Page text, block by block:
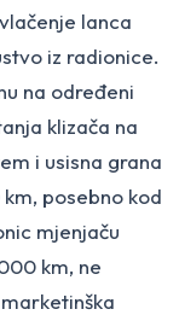
lanca
iz radionice.
na određeni
klizača na
i usisna grana
posebno kod
mjenjaču
km, ne